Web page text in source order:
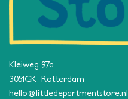
Kleiweg 97a
3051GK Rotterdam
hello@littledepartmentstore.nl